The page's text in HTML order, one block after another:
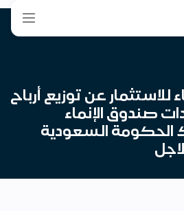
للاستثمار عن توزيع أرباح
صندوق الإنماء
الحكومة السعودية